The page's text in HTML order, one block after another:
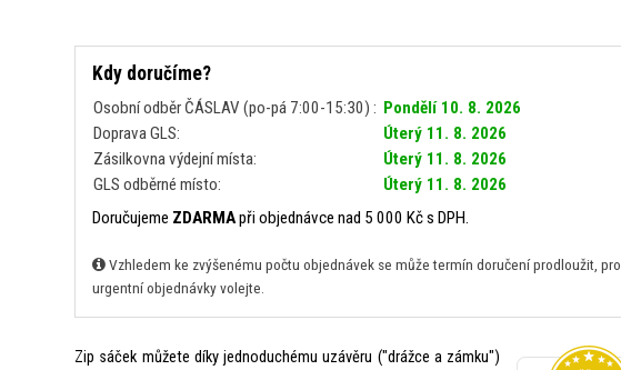
Kdy doručíme?
Osobní odběr ČÁSLAV (po-pá 7:00-15:30) : Pondělí 10. 8. 2026
Doprava GLS:
Úterý 11. 8. 2026
Zásilkovna výdejní místa:
Úterý 11. 8. 2026
GLS odběrné místo:
Úterý 11. 8. 2026
Doručujeme ZDARMApři objednávce nad 5 000 Kč s DPH.
Vzhledem ke zvýšenému počtu objednávek se může termín doručení prodloužit, pro
urgentní objednávky volejte.
Zip sáček můžete díky jednoduchému uzávěru ("drážce a zámku")